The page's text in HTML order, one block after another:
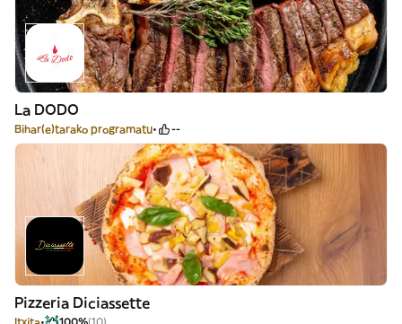
La DODO
Bihar(e)tarako programatu --
Pizzeria Diciassette